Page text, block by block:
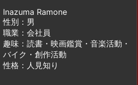
Inazuma Ramone
性別：男
職業：会社員
趣味：読書・映画鑑賞・音楽活動・
バイク・創作活動
性格：人見知り